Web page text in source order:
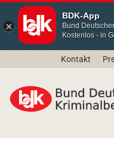
BDK-App
Bund
Kostenlos - in
Kontakt